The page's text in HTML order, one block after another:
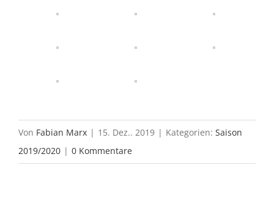
Von Fabian Marx | 15. Dez.. 2019 | Kategorien: Saison
2019/2020 | 0 Kommentare